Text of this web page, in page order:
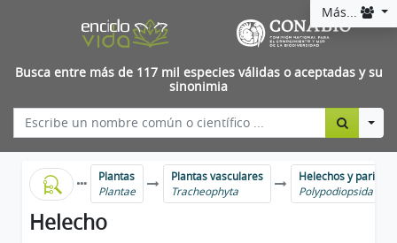
Más...
Busca entre más de 117 mil especies válidas o aceptadas y su
sinonimia
Plantas
Plantae
Plantas vasculares
Tracheophyta
Helechos y
Polypodiopsida
Helecho